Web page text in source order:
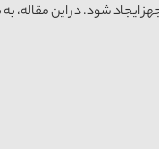
ایجاد شود. در این مقاله،